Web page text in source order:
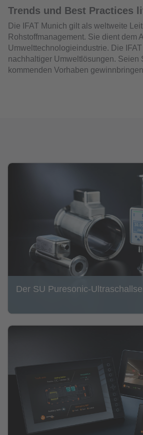
Trends und Best Practices
Die IFAT Munich gilt als weltweite
Rohstoffmanagement. Sie dient dem
Umwelttechnologieindustrie. Die
nachhaltiger Umweltlösungen. Seien
kommenden Vorhaben
Der SU Puresonic-